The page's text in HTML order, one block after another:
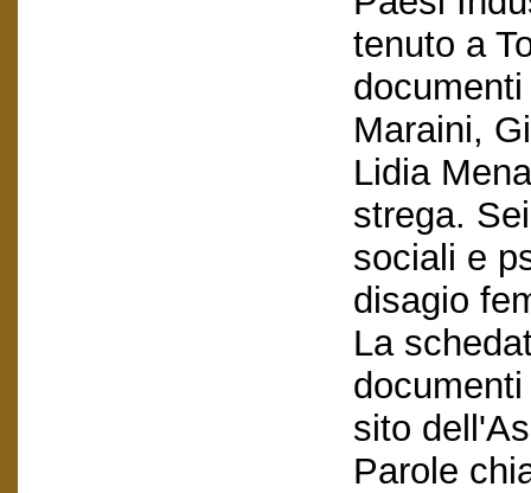
tenuto a
Maraini,
Lidia
strega.
sociali e
disagio
La
sito
Parole